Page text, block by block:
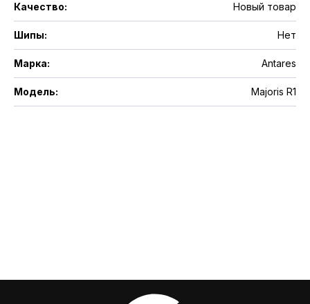
Качество: Новый товар
Шипы: Нет
Марка: Antares
Модель: Majoris R1